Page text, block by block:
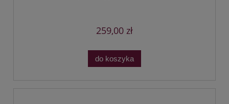
259,00 zł
do koszyka